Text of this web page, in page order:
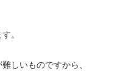
。
しいものですから、